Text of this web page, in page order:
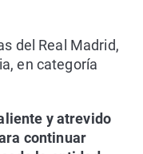
del Real Madrid,
en categoría
y atrevido
continuar